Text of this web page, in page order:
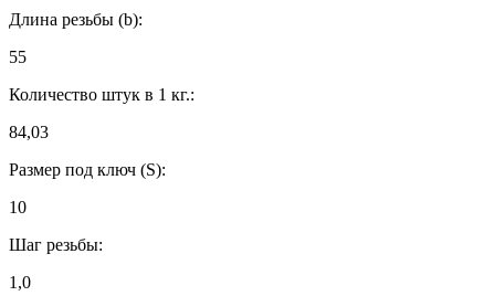
Длина резьбы (b):
55
Количество штук в 1 кг.:
84,03
Размер под ключ (S):
10
Шаг резьбы:
1,0